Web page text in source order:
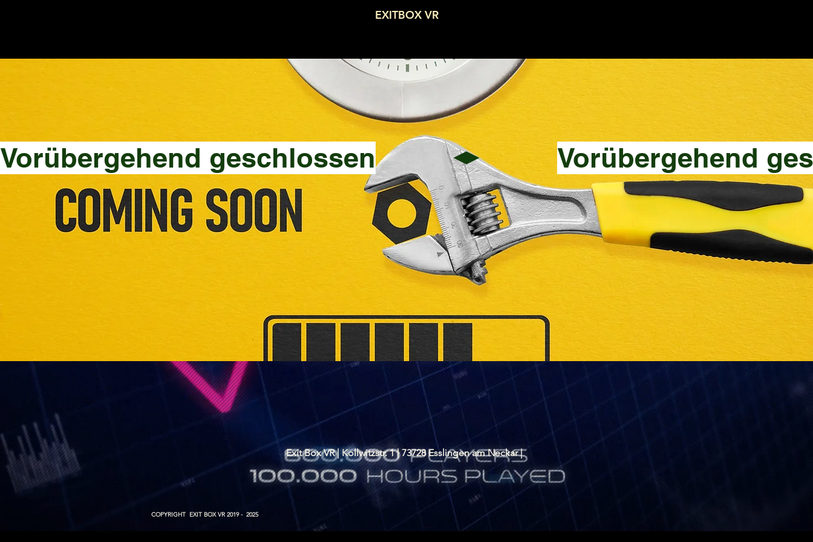
EXITBOX VR
Vorübergehend geschlossen
Exit Box VR | Kollwitzstr. 1 | 73728 Esslingen am Neckar |
COPYRIGHT EXIT BOX VR 2019 - 2025